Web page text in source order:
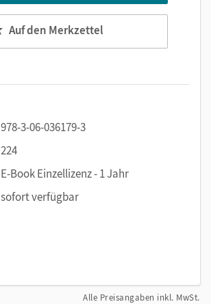
Auf den Merkzettel
978-3-06-036179-3
224
E-Book Einzellizenz - 1 Jahr
sofort verfügbar
Alle Preisangaben inkl. MwSt.